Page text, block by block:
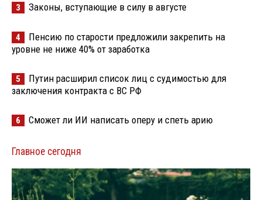
3 Законы, вступающие в силу в августе
4
Пенсию по старости предложили закрепить на
уровне не ниже 40% от заработка
5
Путин расширил список лиц с судимостью для
заключения контракта с ВС РФ
6 Сможет ли ИИ написать оперу и спеть арию
Главное сегодня